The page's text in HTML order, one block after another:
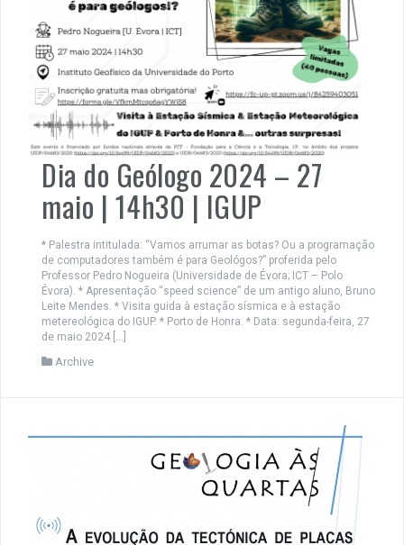
Dia do Geólogo 2024 – 27
maio | 14h30 | IGUP
* Palestra intitulada: “Vamos arrumar as botas? Ou a programação
de computadores também é para Geológos?” proferida pelo
Professor Pedro Nogueira (Universidade de Évora; ICT – Polo
Évora). * Apresentação “speed science” de um antigo aluno, Bruno
Leite Mendes. * Visita guida à estação sísmica e à estação
metereológica do IGUP. * Porto de Honra. * Data: segunda-feira, 27
de maio 2024 […]
Archive